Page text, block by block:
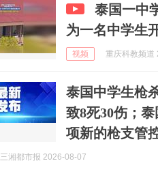
泰国一中
为一名中学生
视频 重庆科教频道
泰国中学生枪
致8死30伤；
项新的枪支管
三湘都市报 2026-08-07